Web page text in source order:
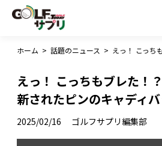
ホーム > 話題のニュース >
えっ！ こっちもブレた
新されたピンのキャディ
2025/02/16 ゴルフサプリ編集部